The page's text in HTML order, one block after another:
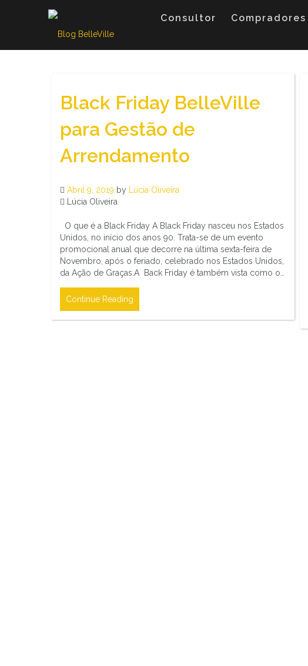
Consultor Compradores
Black Friday BelleVille
para Gestão de
Arrendamento
Abril 9, 2019 by
Lúcia Oliveira
Lúcia Oliveira
O que é a Black Friday A Black Friday nasceu nos Estados
Unidos, no início dos anos 90. Trata-se de um evento
promocional anual que decorre na última sexta-feira de
Novembro, após o feriado, celebrado nos Estados Unidos,
da Ação de Graças.A Back Friday é também vista como o…
Continue Reading